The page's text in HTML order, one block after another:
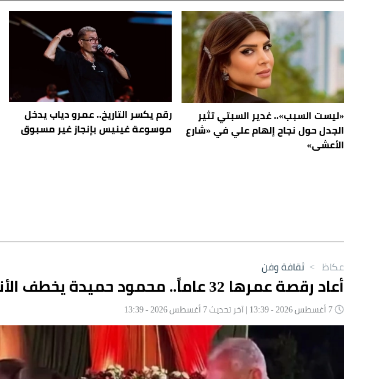
«ليست السبب».. غدير السبتي تثير
الجدل حول نجاح إلهام علي في «شارع
الأعشى»
رقم يكسر التاريخ.. عمرو دياب يدخل
موسوعة غينيس بإنجاز غير مسبوق
عكاظ > ثقافة وفن
أعاد رقصة عمرها 32 عاماً.. محمود حميدة يخطف الأنظار في زفاف ابنته